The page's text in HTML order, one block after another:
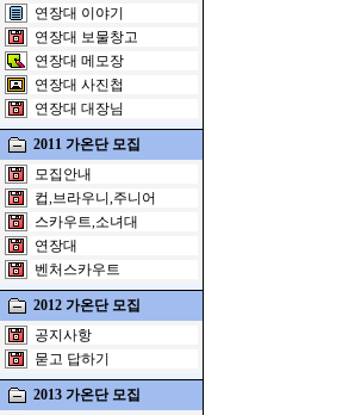
연장대 이야기
연장대 보물창고
연장대 메모장
연장대 사진첩
연장대 대장님
2011 가온단 모집
모집안내
컵,브라우니,주니어
스카우트,소녀대
연장대
벤처스카우트
2012 가온단 모집
공지사항
묻고 답하기
2013 가온단 모집